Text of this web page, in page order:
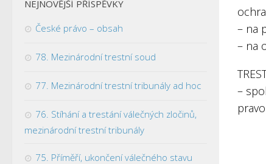
– na
– na
–
NEJNOVĚJŠÍ PŘÍSPĚVKY
České právo – obsah
78. Mezinárodní trestní soud
77. Mezinárodní trestní tribunály ad hoc
76. Stíhání a trestání válečných zločinů,
mezinárodní trestní tribunály
75. Příměří, ukončení válečného stavu